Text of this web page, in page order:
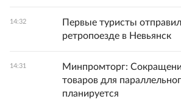
14:32
Первые туристы
ретропоезде в Невьянск
14:31
Минпромторг:
товаров для
планируется